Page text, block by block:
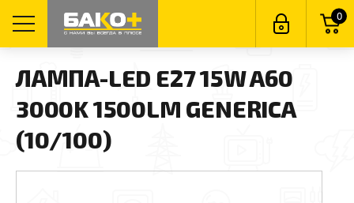
0
ЛАМПА-LED E27 15W A60
3000K 1500LM GENERICA
(10/100)